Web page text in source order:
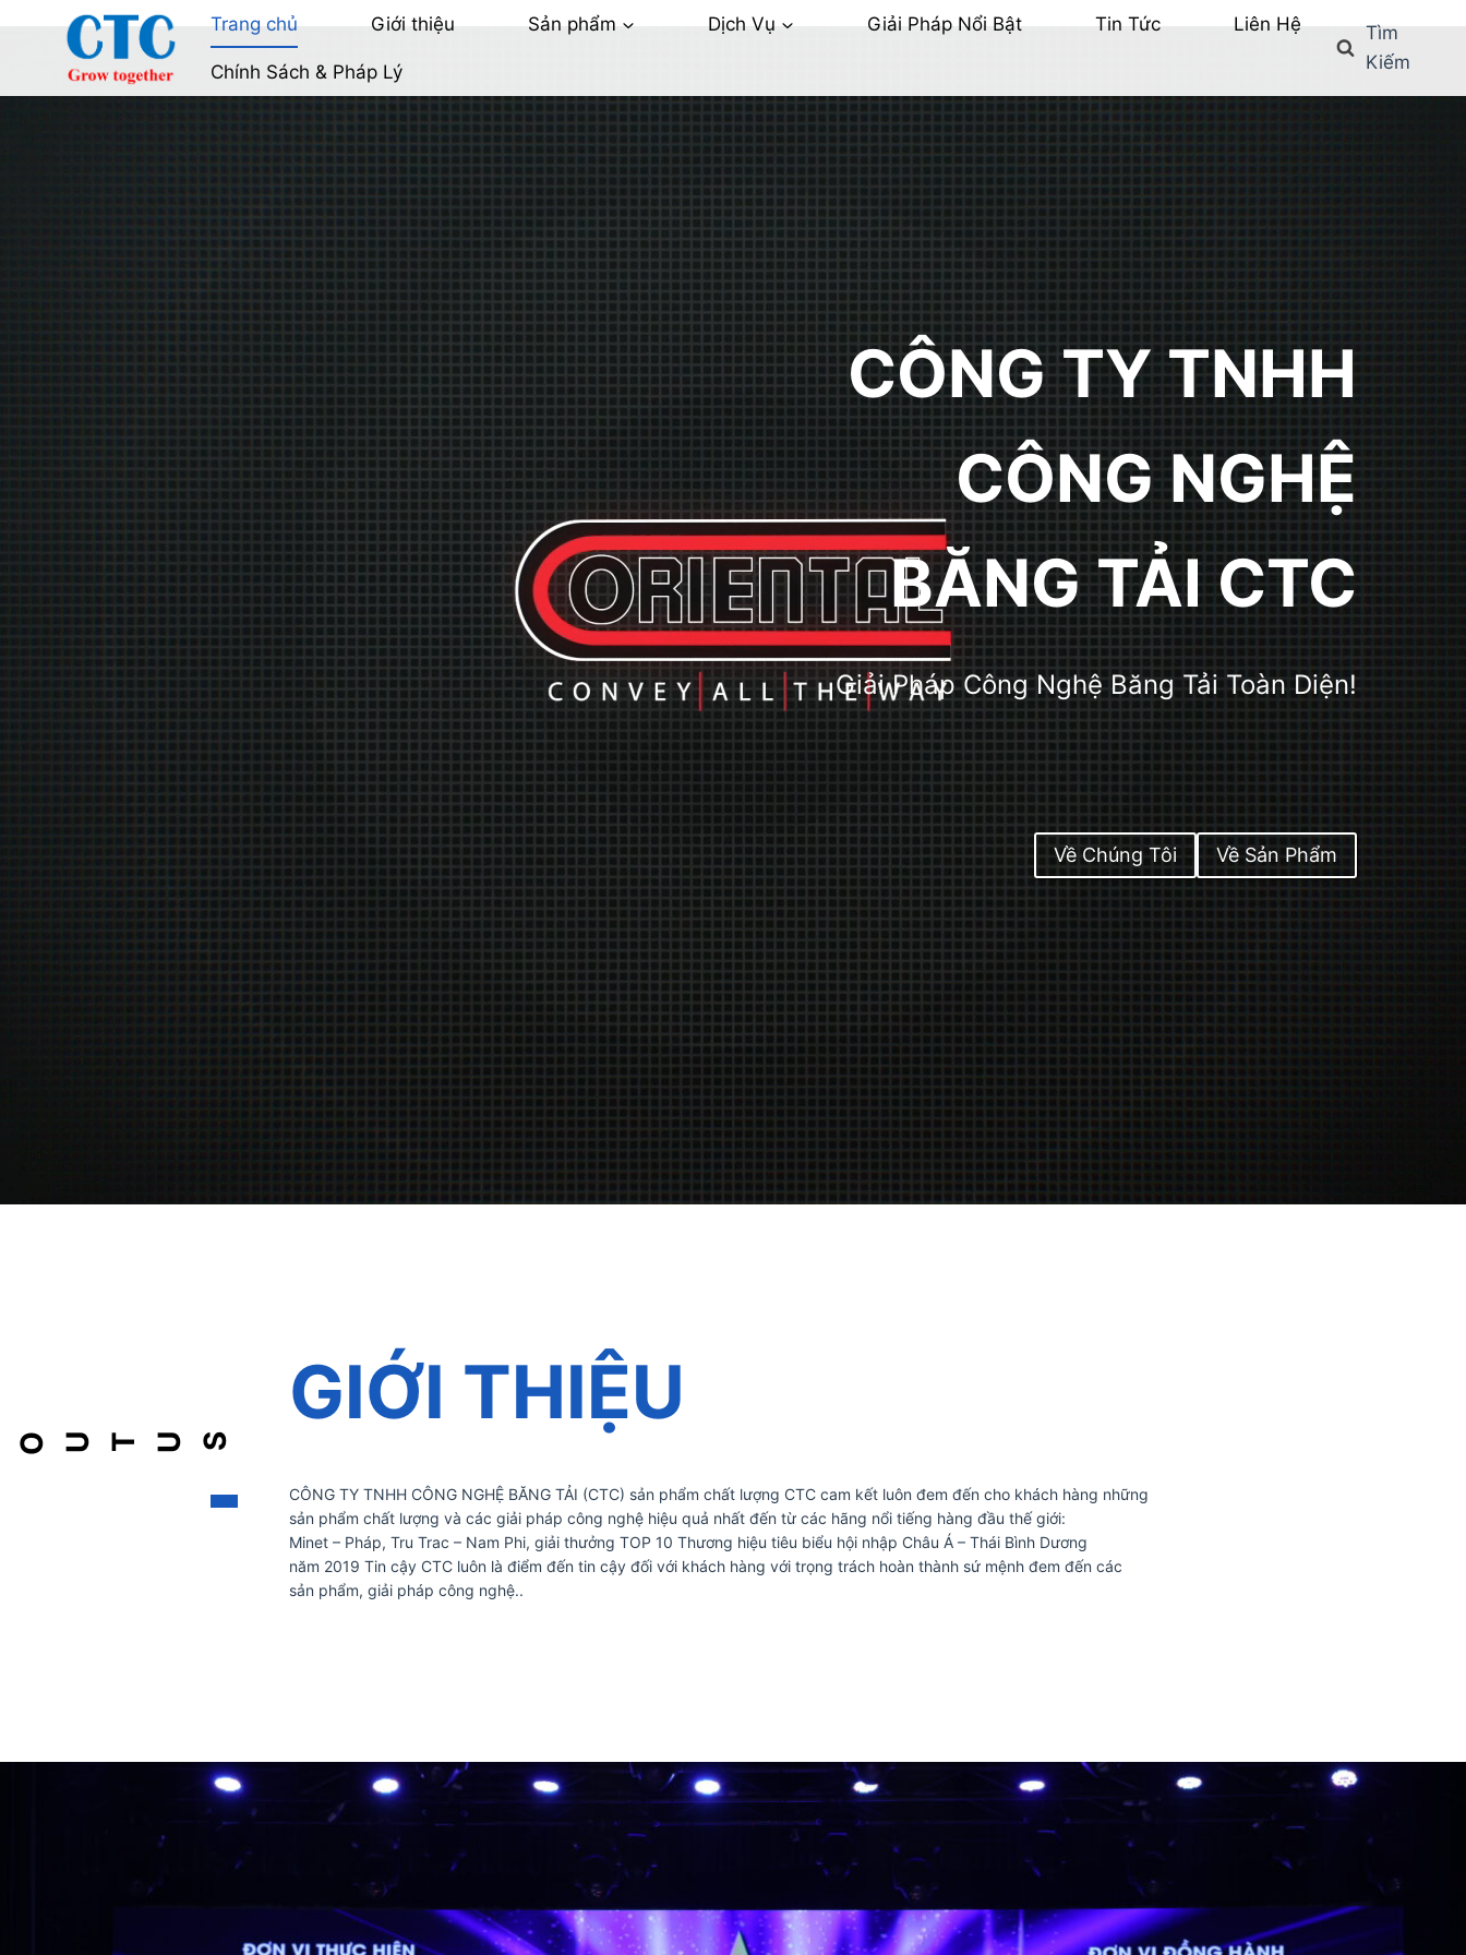
Trang chủ Giới thiệu Sản phẩm Dịch Vụ Giải Pháp Nổi Bật Tin Tức Liên Hệ
Chính Sách & Pháp Lý
Tìm
Kiếm
CÔNG TY TNHH
CÔNG NGHỆ
BĂNG TẢI CTC
Giải Pháp Công Nghệ Băng Tải Toàn Diện!
Về Chúng Tôi Về Sản Phẩm
ABOUT US
GIỚI THIỆU
CÔNG TY TNHH CÔNG NGHỆ BĂNG TẢI (CTC) sản phẩm chất lượng CTC cam kết luôn đem đến cho khách hàng những
sản phẩm chất lượng và các giải pháp công nghệ hiệu quả nhất đến từ các hãng nổi tiếng hàng đầu thế giới:
Minet – Pháp, Tru Trac – Nam Phi, giải thưởng TOP 10 Thương hiệu tiêu biểu hội nhập Châu Á – Thái Bình Dương
năm 2019 Tin cậy CTC luôn là điểm đến tin cậy đối với khách hàng với trọng trách hoàn thành sứ mệnh đem đến các
sản phẩm, giải pháp công nghệ..